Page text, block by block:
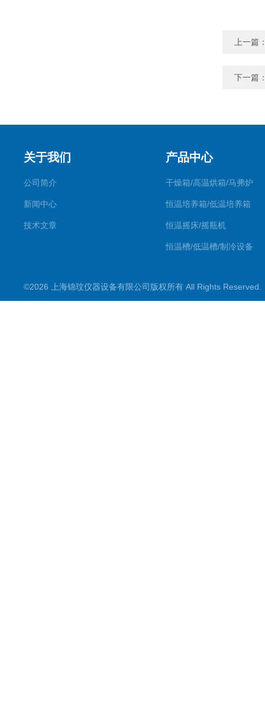
上一篇
下一篇
关于我们
公司简介
新闻中心
技术文章
产品中心
干燥箱/高温烘箱/马弗炉
恒温培养箱/低温培养箱
恒温摇床/摇瓶机
恒温槽/低温槽/制冷设备
超声波仪器
©2026 上海锦玟仪器设备有限公司版权所有 All Rights